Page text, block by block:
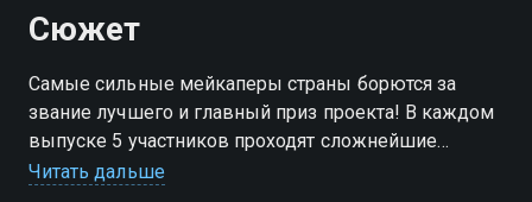
Сюжет
Самые сильные мейкаперы страны борются за
звание лучшего и главный приз проекта! В каждом
выпуске 5 участников проходят сложнейшие
испытания, и только один сможет пройти в
Читать дальше